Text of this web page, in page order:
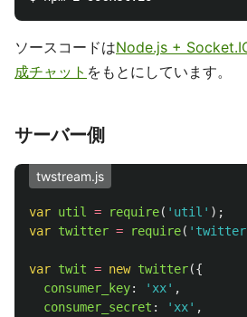
ソースコードはNode.js +
成チャット をもとにしています。
サーバー側
twstream.js
var util = require( ' util ' );
var twitter = require( ' twitter
var twit = new twitter({
consumer_key: ' xx' ,
consumer_secret : ' xx' ,